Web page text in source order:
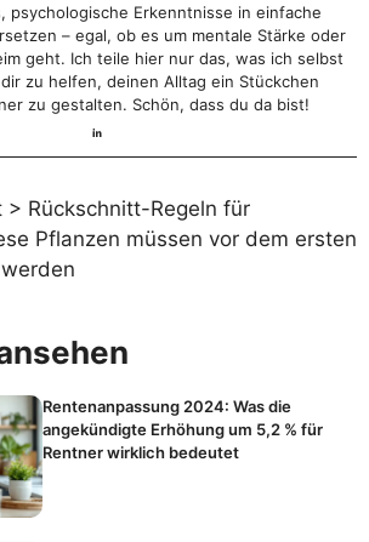
psychologische Erkenntnisse in einfache
– egal, ob es um mentale Stärke oder
geht. Ich teile hier nur das, was ich selbst
zu helfen, deinen Alltag ein Stückchen
zu gestalten. Schön, dass du da bist!
> Rückschnitt-Regeln für
Pflanzen müssen vor dem ersten
Rentenanpassung 2024: Was die
angekündigte Erhöhung um 5,2 % für
Rentner wirklich bedeutet